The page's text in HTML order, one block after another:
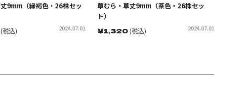
9mm（緑褐色・26株セッ
(税込) 2024.07.01
草むら・草丈9mm（茶色・26株セッ
ト）
￥1,320(税込) 2024.07.01